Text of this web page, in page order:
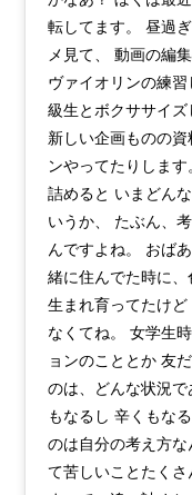
転してます。 昼過
メ見て、 動画の編
ヴァイオリンの練
級生とボクササイズ
新しい企画ものの
ンやってたりしま
詰めると いまどん
いうか、 たぶん、
んですよね。 おば
緒に住んでた時に
生まれ育ってたけ
なくてね。 女学生
ョンのこととか 友
のは、どんな状況で
もなるし 辛くもな
のは自分の考え方
て苦しいことたく